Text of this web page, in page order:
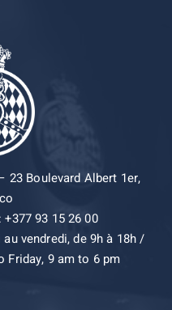
23 Boulevard Albert 1er,
93 15 26 00
vendredi, de 9h à 18h /
Friday, 9 am to 6 pm